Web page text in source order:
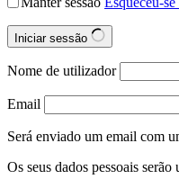
Iniciar sessão
Nome de utilizador
Email
Será enviado um email com
Os seus dados pessoais